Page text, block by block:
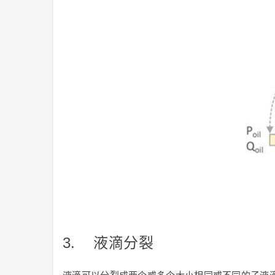
3. 液滴分裂